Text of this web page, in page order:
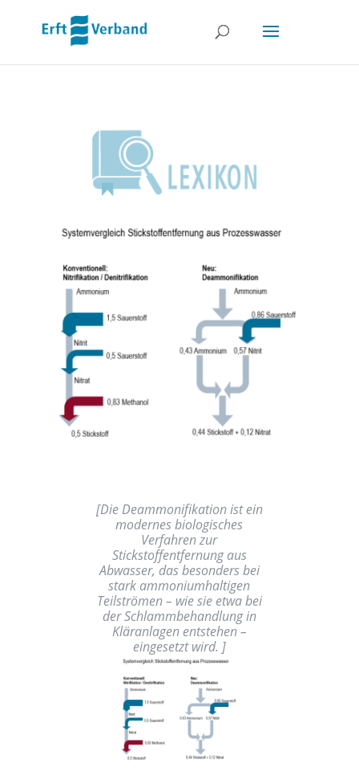
[Die Deammonifikation ist ein
modernes biologisches
Verfahren zur
Stickstoffentfernung aus
Abwasser, das besonders bei
stark ammoniumhaltigen
Teilströmen – wie sie etwa bei
der Schlammbehandlung in
Kläranlagen entstehen –
eingesetzt wird. ]